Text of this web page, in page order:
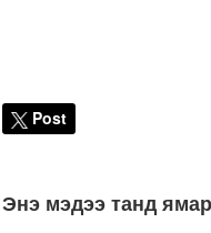
Post
Энэ мэдээ танд